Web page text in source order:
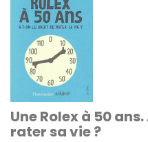
Une Rolex à 50
rater sa vie ?